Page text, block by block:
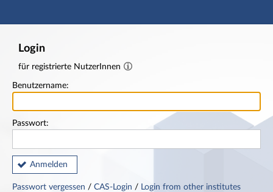
Hauptnavigation
Login
für registrierte NutzerInnen
Benutzername:
Passwort:
Anmelden
Passwort vergessen / CAS-Login / Login from other institutes